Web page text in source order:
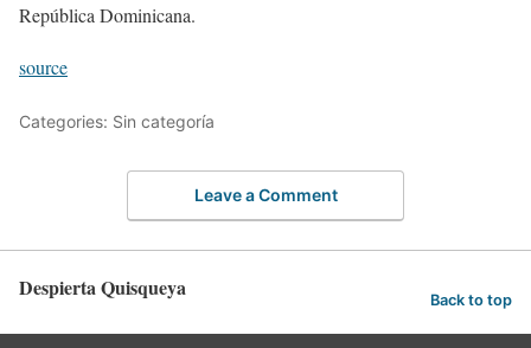
República Dominicana.
source
Categories: Sin categoría
Leave a Comment
Despierta Quisqueya Back to top